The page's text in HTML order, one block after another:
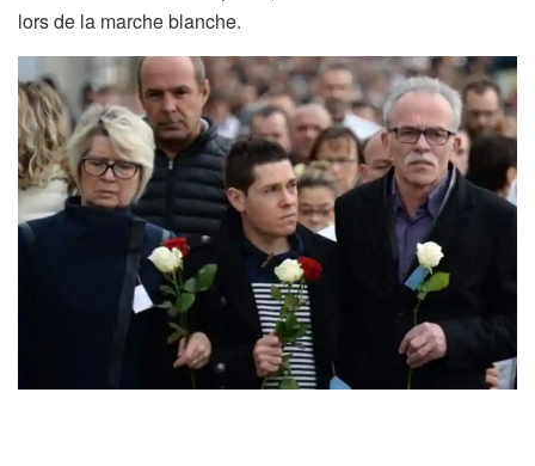
lors de la marche blanche.